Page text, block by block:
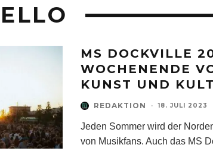
MS DOCKVILLE
WOCHENENDE
KUNST UND
REDAKTION · 18. JULI 2023
Jeden Sommer wird der
von Musikfans. Auch das MS